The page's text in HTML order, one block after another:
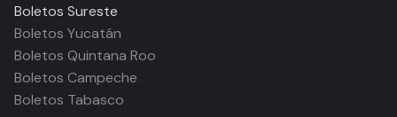
Boletos Sureste
Boletos Yucatán
Boletos Quintana Roo
Boletos Campeche
Boletos Tabasco